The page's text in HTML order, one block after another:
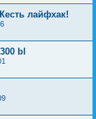
лайфхак!
bl